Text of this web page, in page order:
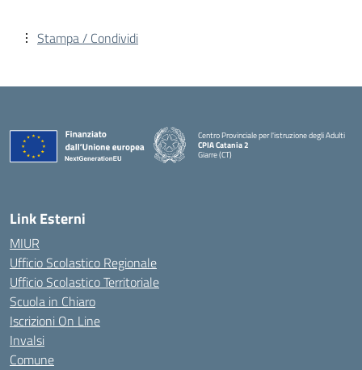
Stampa / Condividi
Centro Provinciale per l'istruzione degli Adulti
CPIA Catania 2
Giarre (CT)
Link Esterni
MIUR
Ufficio Scolastico Regionale
Ufficio Scolastico Territoriale
Scuola in Chiaro
Iscrizioni On Line
Invalsi
Comune